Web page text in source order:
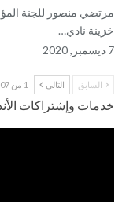
خزينة نادي…
7 ديسمبر, 2020
السابق التالي 1 من 407
خدمات وإشتراكات